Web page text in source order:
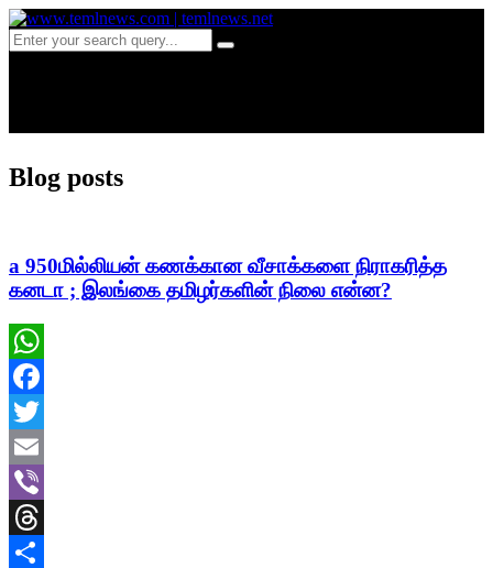
Blog posts
a 950மில்லியன் கணக்கான வீசாக்களை நிராகரித்த
கனடா ; இலங்கை தமிழர்களின் நிலை என்ன?
WhatsApp
Facebook
Twitter
Email
Viber
Threads